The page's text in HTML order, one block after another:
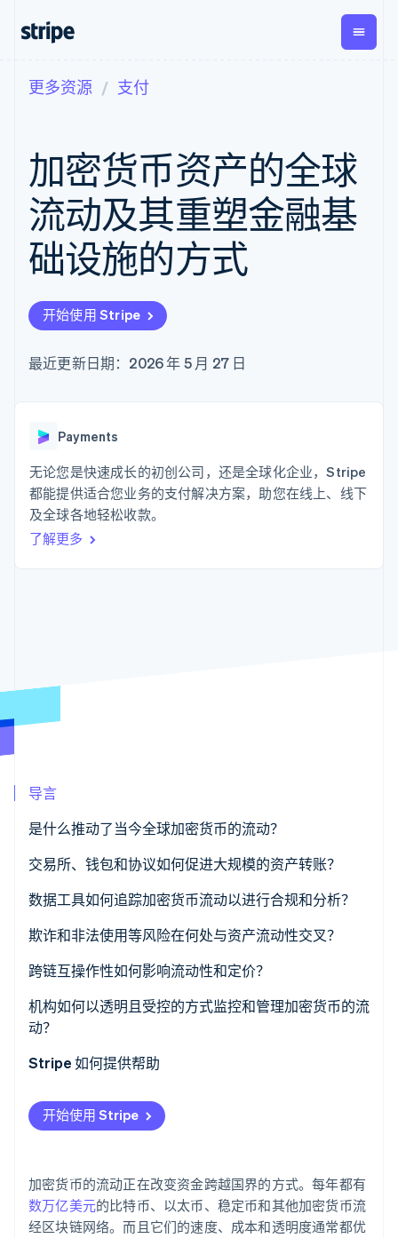
支付
在线支付
Payment links
无代码支付
Checkout
预构建支付界
面
Elements
Payment
methods
接入 125+ 种支
Authorization
支付成功率优
Link
加速结账
经常性收入
Metronome
按用量计费
Subscriptions
订阅管理
Invoicing
一次性或定期
Tax
销售税和增值
Recognition
Stripe Sigma
Global
Payouts
向第三
方打款
更多
Product roadmap
碳移除
立即观看
按企业阶段
按应用场景
智能体商务
加密货币
嵌入式金融
财务自动化
全球化企业
交易市场
按行业
AI 企业
酒店、旅游与休闲
文档
库与 SDK
Stripe Apps
指南
实施预置结账流程
构建平台或交易市场
管理订阅
发行稳定币支持的支付卡
资源
应用集成
代码示例
学习
指南
支持
获取支持
专业服务
公司
产品路线图
Stripe Press
联系销售
更多资源 支付
加密货币资产的全球
流动及其重塑金融基
础设施的方式
开始使用 Stripe
最近更新日期：2026 年 5 月 27 日
Payments
无论您是快速成长的初创公司，还是全球化企业，Stripe
都能提供适合您业务的支付解决方案，助您在线上、线下
及全球各地轻松收款。
了解更多
导言
是什么推动了当今全球加密货币的流动？
交易所、钱包和协议如何促进大规模的资产转账？
全球交易所
钱包和托管
区块链网络
综合支付基础设施
数据工具如何追踪加密货币流动以进行合规和分析？
欺诈和非法使用等风险在何处与资产流动性交叉？
非法融资
错综复杂的调查
跨链互操作性如何影响流动性和定价？
机构如何以透明且受控的方式监控和管理加密货币的流
动？
Stripe 如何提供帮助
开始使用 Stripe
加密货币的流动正在改变资金跨越国界的方式。每年都有
数万亿美元的比特币、以太币、稳定币和其他加密货币流
经区块链网络。而且它们的速度、成本和透明度通常都优